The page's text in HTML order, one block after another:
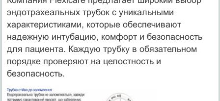
эндотрахеальных трубок с уникальными
характеристиками, которые обеспечивают
надежную интубацию, комфорт и безопасность
для пациента. Каждую трубку в обязательном
порядке проверяют на целостность и
безопасность.